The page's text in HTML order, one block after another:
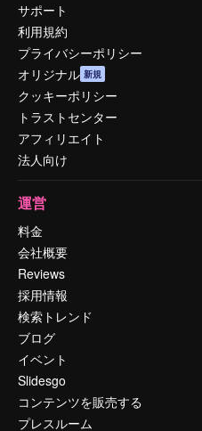
サポート
利用規約
プライバシーポリシー
オリジナル 新規
クッキーポリシー
トラストセンター
アフィリエイト
法人向け
運営
料金
会社概要
Reviews
採用情報
検索トレンド
ブログ
イベント
Slidesgo
コンテンツを販売する
プレスルーム